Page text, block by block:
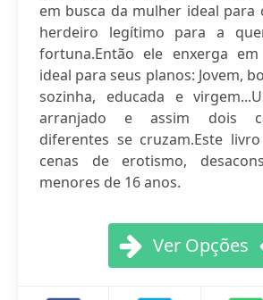
em busca da mulher ideal para
herdeiro legítimo para a
fortuna.Então ele enxerga
ideal para seus planos: Jovem,
sozinha, educada e
arranjado e assim dois
diferentes se cruzam.Este
cenas de erotismo,
menores de 16 anos.
Ver Opções